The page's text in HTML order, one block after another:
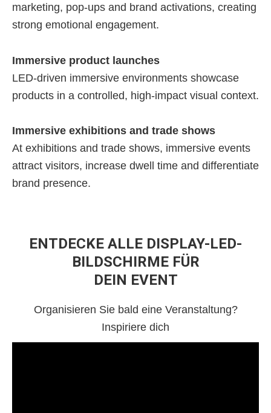
marketing, pop-ups and brand activations, creating
strong emotional engagement.
Immersive product launches
LED-driven immersive environments showcase
products in a controlled, high-impact visual context.
Immersive exhibitions and trade shows
At exhibitions and trade shows, immersive events
attract visitors, increase dwell time and differentiate
brand presence.
ENTDECKE ALLE DISPLAY-LED-
BILDSCHIRME FÜR
DEIN EVENT
Organisieren Sie bald eine Veranstaltung?
Inspiriere dich